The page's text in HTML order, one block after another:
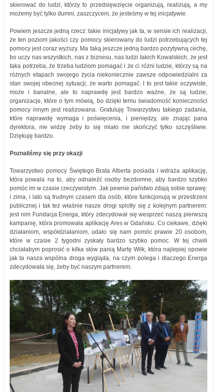
skierować do ludzi, którzy to przedsięwzięcie organizują, realizują, a my
możemy być tylko dumni, zaszczyceni, że jesteśmy w tej inicjatywie.
Powiem jeszcze jedną rzecz: takie inicjatywy jak ta, w sensie ich realizacji,
że ten poziom jakości czy pomocy skierowany do ludzi potrzebujących tej
pomocy jest coraz wyższy. Ma taką jeszcze jedną bardzo pozytywną cechę,
bo uczy nas wszystkich, nas z biznesu, nas ludzi takich Kowalskich, że jest
taka potrzeba, że trzeba ludziom pomagać i że ci różni ludzie, którzy są na
różnych etapach swojego życia niekoniecznie zawsze odpowiedzialni za
stan swojej obecnej sytuacji, że warto pomagać. I to jest takie oczywiste,
może i banalne, ale to naprawdę jest bardzo ważne, że są ludzie,
organizacje, które o tym mówią, bo dzięki temu świadomość konieczności
pomocy innym jest realizowana. Gratuluję Towarzystwu takiego zadania,
które naprawdę wymaga i poświęcenia, i pieniędzy, ale znając pana
dyrektora, nie widzę żeby to się miało nie skończyć tylko szczęśliwie.
Dziękuję bardzo.
Poznaliśmy się przy okazji
Towarzystwo pomocy Świętego Brata Alberta posiada i wdraża aplikację,
która powala na to, aby odnaleźć osoby bezdomne, aby bardzo szybko
pomóc im w czasie rzeczywistym. Jak pewnie państwo zdają sobie sprawę:
i zima, i lato są trudnym czasem dla osób, które funkcjonują w przestrzeni
publicznej i tak też właśnie nasze drogi splotły się z kolejnym partnerem:
jest nim Fundacja Energa, który zdecydował się wesprzeć naszą pierwszą
kampanię, która promowała aplikację Ares w Gdańsku. Co ciekawe, dzięki
działaniom, współdziałaniom, udało się nam pomóc prawie 20 osobom,
które w czasie 2 tygodni zyskały bardzo szybko pomoc. W tej chwili
chciałabym poprosić o kilka słów panią Martę Wilk, która najlepiej opowie
jak ta nasza wspólna droga wygląda, na czym polega i dlaczego Energa
zdecydowała się, żeby być naszym partnerem.